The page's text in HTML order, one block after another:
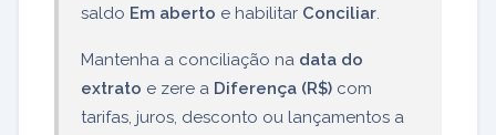
saldo Em aberto e habilitar Conciliar.
Mantenha a conciliação na data do
extrato e zere a Diferença (R$) com
tarifas, juros, desconto ou lançamentos a